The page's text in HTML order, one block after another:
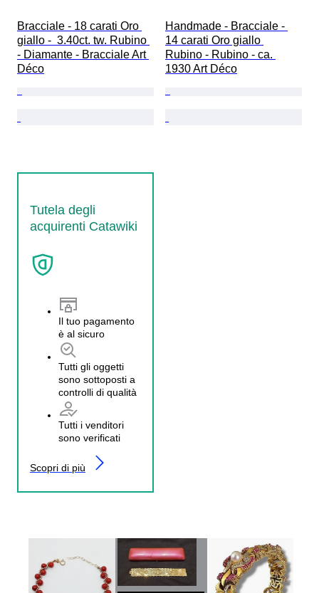
Bracciale - 18 carati Oro
giallo -  3.40ct. tw. Rubino
- Diamante - Bracciale Art
Déco
Handmade - Bracciale -
14 carati Oro giallo
Rubino - Rubino - ca.
1930 Art Déco
Tutela degli
acquirenti Catawiki
Il tuo pagamento
è al sicuro
Tutti gli oggetti
sono sottoposti a
controlli di qualità
Tutti i venditori
sono verificati
Scopri di più